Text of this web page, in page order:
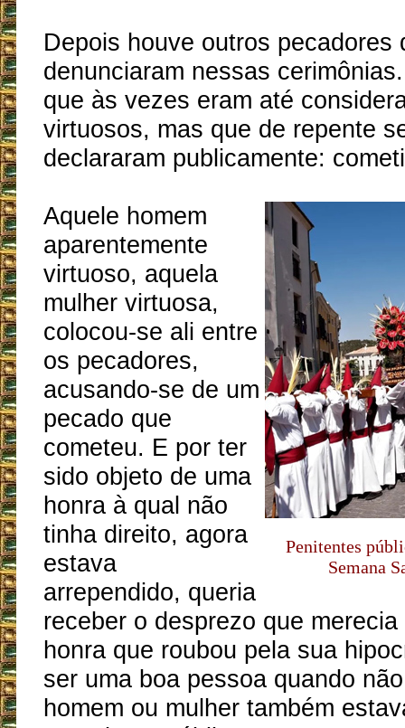
Depois houve outros pecadores
denunciaram nessas
que às vezes eram até
virtuosos, mas que de repente
declararam publicamente:
Penitentes
Semana
Aquele homem
aparentemente
virtuoso, aquela
mulher virtuosa,
colocou-se ali entre
os pecadores,
acusando-se de um
pecado que
cometeu. E por ter
sido objeto de uma
honra à qual não
tinha direito, agora
estava
arrependido, queria
receber o desprezo que
honra que roubou pela sua
ser uma boa pessoa quando
homem ou mulher também